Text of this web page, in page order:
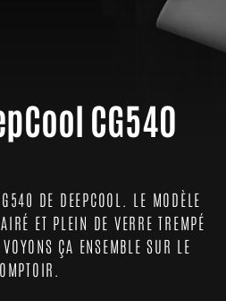
CG540
DE DEEPCOOL. LE MODÈLE
ET PLEIN DE VERRE TREMPÉ
ÇA ENSEMBLE SUR LE